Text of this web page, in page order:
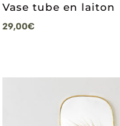
Vase tube en laiton
29,00€